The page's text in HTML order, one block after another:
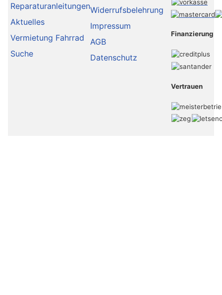
Reparaturanleitungen
Aktuelles
Vermietung Fahrrad
Suche
Widerrufsbelehrung
Impressum
AGB
Datenschutz
Finanzierung
Vertrauen